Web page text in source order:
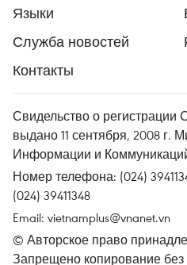
Языки
Служба новостей
Контакты
Свидельство о регистрации
выдано 11 сентября, 2008 г.
Информации и
Номер телефона: (024)
(024) 39411348
Email: vietnamplus@vnanet.vn
© Авторское право
Запрещено копирование